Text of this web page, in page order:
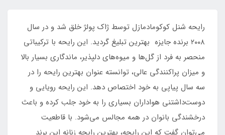
رایحه شنل کوکومادمازل توسط ژاک پولژ خلق شد و در سال
۲۰۰۸ برنده جایزه بهترین تبلیغ گردید. این رایحه با ترکیباتی
منحصر به فرد از گل‌ها و میوه‌های دلپذیر، ماندگاری بسیار بالا
و میزان پراکنندگی عالی، توانسته عنوان بهترین رایحه را در
سه سال پیاپی به خود اختصاص دهد. این رایحه رویایی و
دوست‌داشتنی هواداران بسیاری را به خود جلب کرده و باعث
درخشندگی بانوان در همه مجالس می‌شود. با قاطعیت
می‌توان گفت که این رایحه، بهترین رایحه زنانه این برند